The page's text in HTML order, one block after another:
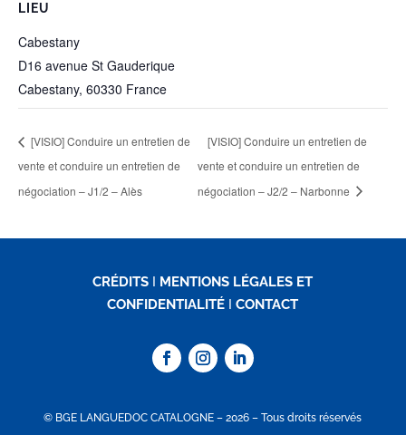
LIEU
Cabestany
D16 avenue St Gauderique
Cabestany, 60330 France
[VISIO] Conduire un entretien de
vente et conduire un entretien de
négociation – J1/2 – Alès
[VISIO] Conduire un entretien de
vente et conduire un entretien de
négociation – J2/2 – Narbonne
CRÉDITS I MENTIONS LÉGALES ET
CONFIDENTIALITÉ ICONTACT
© BGE LANGUEDOC CATALOGNE – 2026 – Tous droits réservés